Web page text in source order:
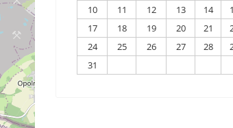
10
11 12 13 14
17
18 19 20 21
24
25 26 27 28
31